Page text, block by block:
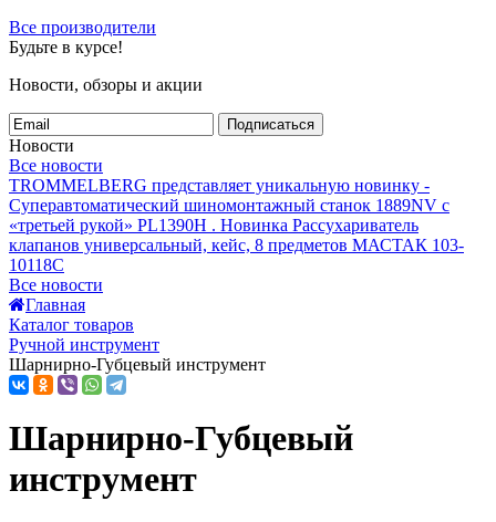
Все производители
Будьте в курсе!
Новости, обзоры и акции
Подписаться
Новости
Все новости
TROMMELBERG представляет уникальную новинку -
Суперавтоматический шиномонтажный станок 1889NV с
«третьей рукой» PL1390H . Новинка Рассухариватель
клапанов универсальный, кейс, 8 предметов МАСТАК 103-
10118C
Все новости
Главная
Каталог товаров
Ручной инструмент
Шарнирно-Губцевый инструмент
Шарнирно-Губцевый
инструмент